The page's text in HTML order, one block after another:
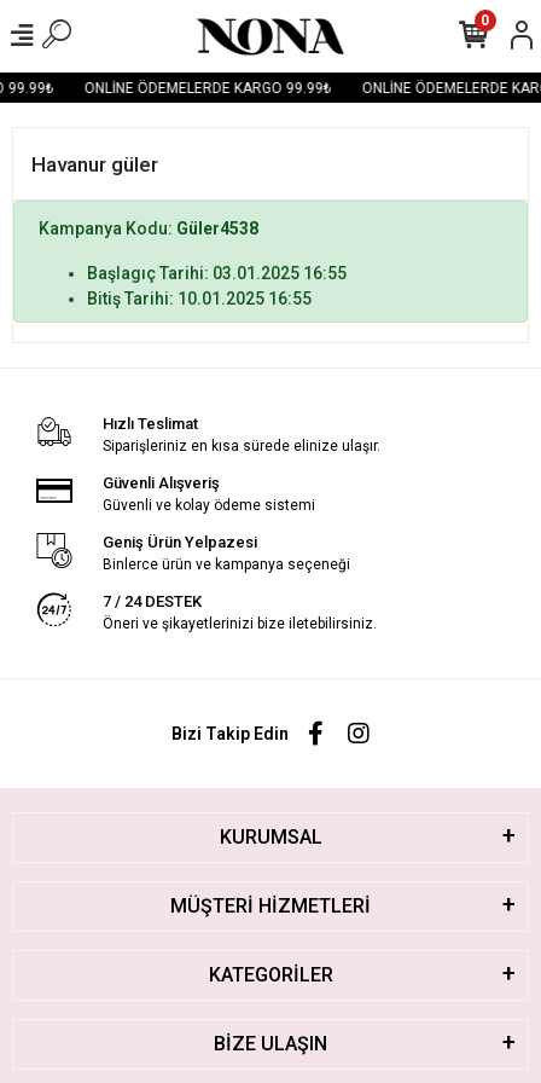
99.99₺ ONLİNE ÖDEMELERDE KARGO 99.99₺ ONLİNE ÖDEMELERDE
0
Havanur güler
Kampanya Kodu: Güler4538
Başlagıç Tarihi: 03.01.2025 16:55
Bitiş Tarihi: 10.01.2025 16:55
Hızlı Teslimat
Siparişleriniz en kısa sürede elinize ulaşır.
Güvenli Alışveriş
Güvenli ve kolay ödeme sistemi
Geniş Ürün Yelpazesi
Binlerce ürün ve kampanya seçeneği
7 / 24 DESTEK
Öneri ve şikayetlerinizi bize iletebilirsiniz.
Bizi Takip Edin
KURUMSAL
MÜŞTERİ HİZMETLERİ
KATEGORİLER
BİZE ULAŞIN